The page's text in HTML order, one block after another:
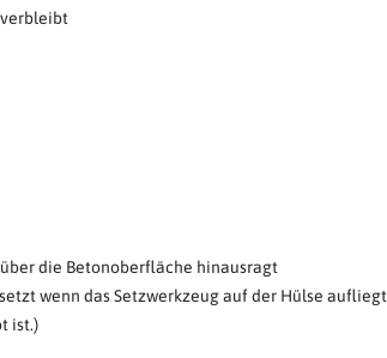
die Betonoberfläche hinausragt
wenn das Setzwerkzeug auf der Hülse aufliegt
ist.)